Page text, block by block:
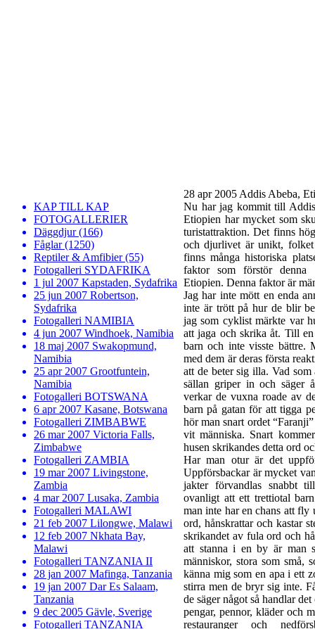
KAP TILL KAP
FOTOGALLERIER
Däggdjur (166)
Fåglar (1250)
Reptiler & Amfibier (55)
Fotogalleri SYDAFRIKA
1 jul 2007 Kapstaden, Sydafrika
25 jun 2007 Robertson,
Sydafrika
Fotogalleri NAMIBIA
4 jun 2007 Windhoek, Namibia
18 maj 2007 Swakopmund,
Namibia
25 apr 2007 Grootfuntein,
Namibia
Fotogalleri BOTSWANA
6 apr 2007 Kasane, Botswana
Fotogalleri ZIMBABWE
26 mar 2007 Victoria Falls,
Zimbabwe
Fotogalleri ZAMBIA
19 mar 2007 Livingstone,
Zambia
4 mar 2007 Lusaka, Zambia
Fotogalleri MALAWI
21 feb 2007 Lilongwe, Malawi
12 feb 2007 Nkhata Bay,
Malawi
Fotogalleri TANZANIA II
28 jan 2007 Mafinga, Tanzania
19 jan 2007 Dar Es Salaam,
Tanzania
9 dec 2005 Gävle, Sverige
Fotogalleri TANZANIA
28 apr 2005 Addis Abeba,
Nu har jag kommit till
Etiopien har mycket som
turistattraktion. Det finns
och djurlivet är unikt,
finns många historiska
faktor som förstör denna
Etiopien. Denna faktor är
Jag har inte mött en enda
inte är trött på hur de blir
jag som cyklist märkte var
att jaga och skrika åt. Till
barn och inte visste bättre.
med dem är deras första
att de beter sig illa. Vad
sällan griper in och säger
verkar de vuxna roade av
barn på gatan för att tigga
hör man snart ordet
vit människa. Snart
husen skrikandes detta ord
Har man otur är det
Uppförsbackar är mycket
jakter förvandlas snabbt
ovanligt att ett trettiotal
man inte har en chans att
ord, hånskrattar och kastar
skrikandet av fula ord och
att stanna i en by är man
människor, stora som små,
känna mig som en apa i ett
stirra men de bryr sig inte.
de säger något så handlar
pengar, pennor, kläder och
restauranger och